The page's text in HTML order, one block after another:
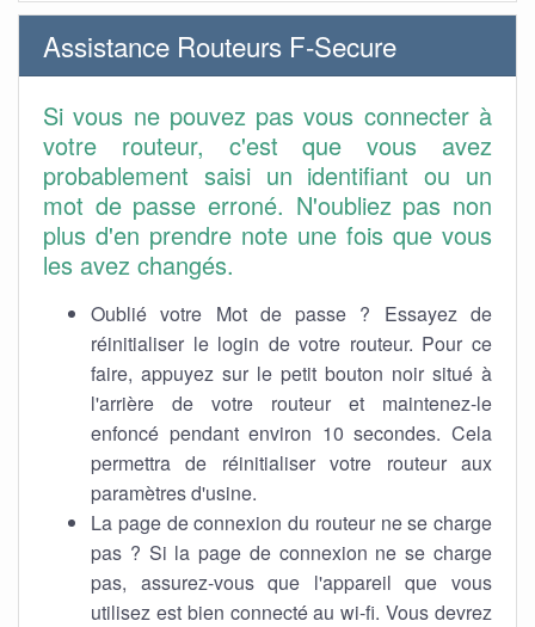
Assistance Routeurs F-Secure
Si vous ne pouvez pas vous connecter à
votre routeur, c'est que vous avez
probablement saisi un identifiant ou un
mot de passe erroné. N'oubliez pas non
plus d'en prendre note une fois que vous
les avez changés.
Oublié votre Mot de passe ? Essayez de
réinitialiser le login de votre routeur. Pour ce
faire, appuyez sur le petit bouton noir situé à
l'arrière de votre routeur et maintenez-le
enfoncé pendant environ 10 secondes. Cela
permettra de réinitialiser votre routeur aux
paramètres d'usine.
La page de connexion du routeur ne se charge
pas ? Si la page de connexion ne se charge
pas, assurez-vous que l'appareil que vous
utilisez est bien connecté au wi-fi. Vous devrez